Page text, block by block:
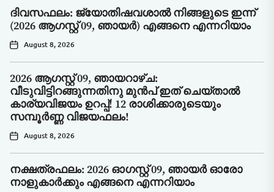
ദിവസഫലം: ജ്യോതിഷവശാൽ നിങ്ങളുടെ ഇന്ന്‌
(2026 ആഗസ്റ്റ് 09, ഞായർ) എങ്ങനെ എന്നറിയാം
August 8, 2026
2026 ആഗസ്റ്റ് 09, ഞായറാഴ്ച:
വീടുവിട്ടിറങ്ങുന്നതിനു മുൻപ് ഇത് ചെയ്താൽ
കാര്യവിജയം ഉറപ്പ്! 12 രാശിക്കാരുടെയും
സമ്പൂർണ്ണ വിജയഫലം!
August 8, 2026
നക്ഷത്രഫലം: 2026 ഓഗസ്റ്റ് 09, ഞായർ ഓരോ
നാളുകാർക്കും എങ്ങനെ എന്നറിയാം